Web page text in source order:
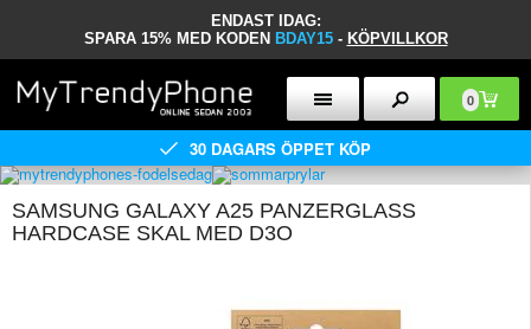
ENDAST IDAG:
SPARA 15% MED KODEN BDAY15 - KÖPVILLKOR
0
30 DAGARS ÖPPET KÖP
SAMSUNG GALAXY A25 PANZERGLASS
HARDCASE SKAL MED D3O